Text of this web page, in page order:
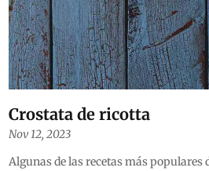
Crostata de ricotta
Nov 12, 2023
Algunas de las recetas más populares